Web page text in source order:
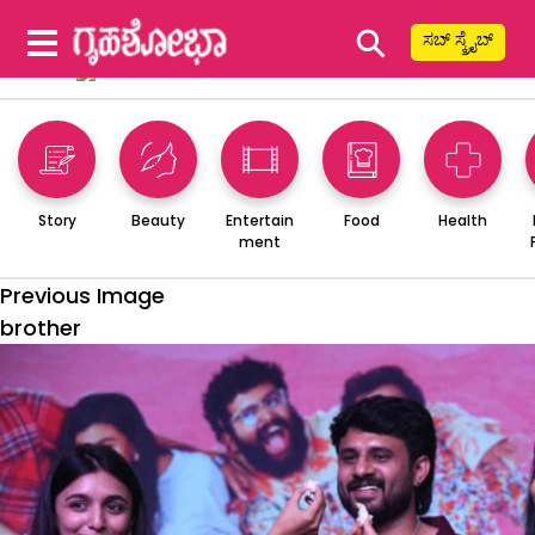
⚲ ಸಬ್ ಸ್ಕ್ರೈಬ್
Story Beauty
Entertain
ment
Food Health
Previous Image
brother